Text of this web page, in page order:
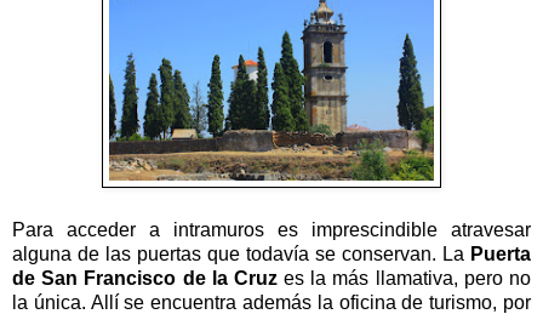
Para acceder a intramuros es imprescindible atravesar
alguna de las puertas que todavía se conservan. La Puerta
de San Francisco de la Cruzes la más llamativa, pero no
la única. Allí se encuentra además la oficina de turismo, por